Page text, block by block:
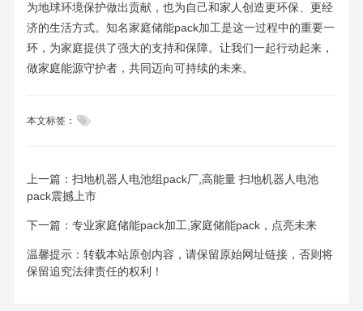
为地球环境保护做出贡献，也为自己和家人创造更环保、更经
济的生活方式。知名家庭储能pack加工是这一过程中的重要一
环，为家庭提供了强大的支持和保障。让我们一起行动起来，
做家庭能源守护者，共同迈向可持续的未来。
本文标签： 
上一篇： 扫地机器人电池组pack厂,高能量 扫地机器人电池
pack震撼上市
下一篇： 专业家庭储能pack加工,家庭储能pack，点亮未来
温馨提示：转载本站原创内容，请保留原始网址链接，否则将
保留追究法律责任的权利！